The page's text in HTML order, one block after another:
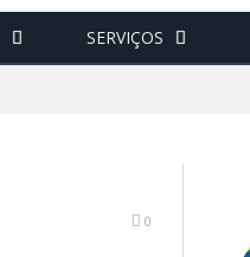
SERVIÇOS
0